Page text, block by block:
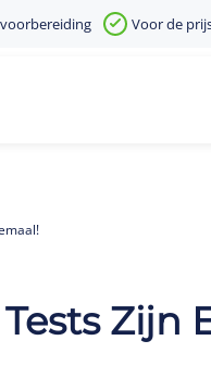
Voor de
Zijn